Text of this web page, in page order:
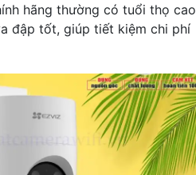
hãng thường có tuổi thọ
đập tốt, giúp tiết kiệm chi phí